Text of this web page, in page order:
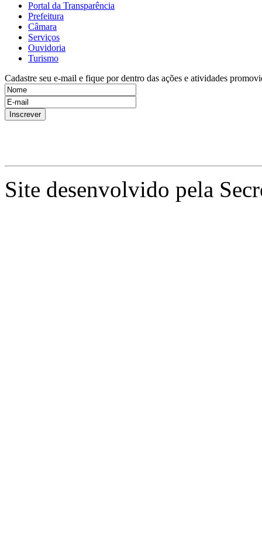
Portal da Transparência
Prefeitura
Câmara
Serviços
Ouvidoria
Turismo
Cadastre seu e-mail e fique por dentro das ações e atividades
Site desenvolvido pela